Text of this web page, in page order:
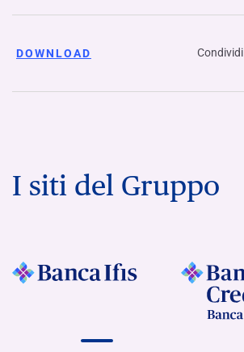
DOWNLOAD Condividi
I siti del Gruppo